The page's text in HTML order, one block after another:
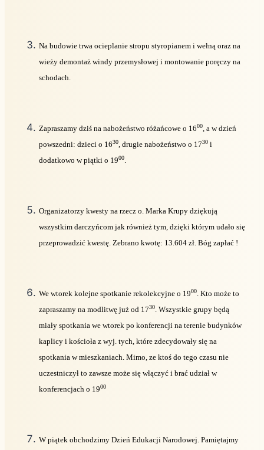
Na budowie trwa ocieplanie stropu styropianem i wełną oraz na
wieży demontaż windy przemysłowej i montowanie poręczy na
schodach.
Zapraszamy dziś na nabożeństwo różańcowe o 1600 , a w dzień
powszedni: dzieci o 1630 drugie nabożeństwo o 1730 i
dodatkowo w piątki o 1900
Organizatorzy kwesty na rzecz o. Marka Krupy dziękują
wszystkim darczyńcom jak również tym, dzięki którym udało się
przeprowadzić kwestę. Zebrano kwotę: 13.604 zł. Bóg zapłać !
We wtorek kolejne spotkanie rekolekcyjne o 1900 . Kto może to
zapraszamy na modlitwę już od 1730 . Wszystkie grupy będą
miały spotkania we wtorek po konferencji na terenie budynków
kaplicy i kościoła z wyj. tych, które zdecydowały się na
spotkania w mieszkaniach. Mimo, ze ktoś do tego czasu nie
uczestniczył to zawsze może się włączyć i brać udział w
konferencjach o 1900
W piątek obchodzimy Dzień Edukacji Narodowej. Pamiętajmy